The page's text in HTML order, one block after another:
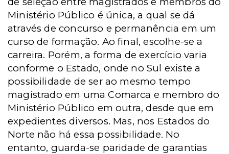
Ministério Público é única, a qual se dá
através de concurso e permanência em um
curso de formação. Ao final, escolhe-se a
carreira. Porém, a forma de exercício varia
conforme o Estado, onde no Sul existe a
possibilidade de ser ao mesmo tempo
magistradoem uma Comarca e membro do
Ministério Público em outra, desde que em
expedientes diversos. Mas, nos Estados do
Norte não há essa possibilidade. No
entanto, guarda-se paridade de garantias